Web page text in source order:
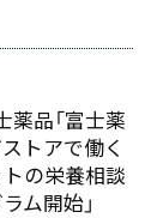
薬品「富士薬
トアで働く
の栄養相談
ム開始」